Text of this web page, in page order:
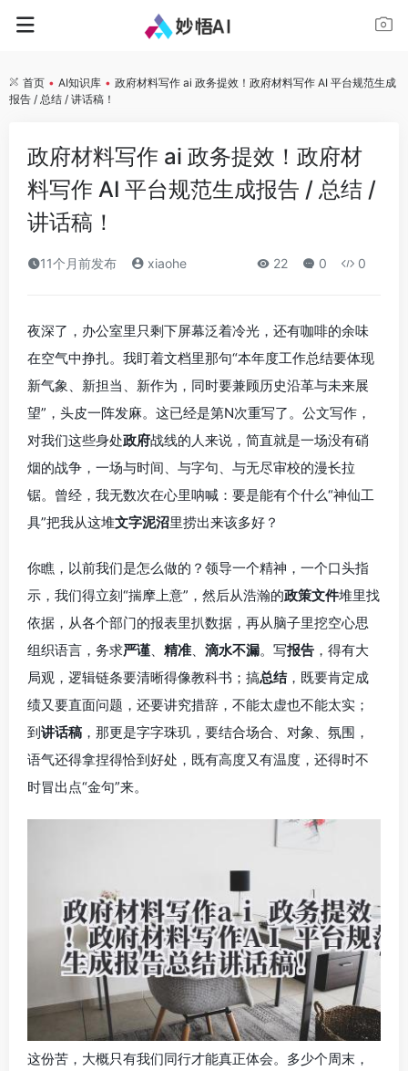
首页 • AI知识库 • 政府材料写作 ai 政务提效！政府材料写作 AI 平台规范生成
报告 / 总结 / 讲话稿！
政府材料写作 ai 政务提效！政府材
料写作 AI 平台规范生成报告 / 总结 /
讲话稿！
11个月前发布 xiaohe 22 0 0
夜深了，办公室里只剩下屏幕泛着冷光，还有咖啡的余味
在空气中挣扎。我盯着文档里那句“本年度工作总结要体现
新气象、新担当、新作为，同时要兼顾历史沿革与未来展
望”，头皮一阵发麻。这已经是第N次重写了。公文写作，
对我们这些身处政府战线的人来说，简直就是一场没有硝
烟的战争，一场与时间、与字句、与无尽审校的漫长拉
锯。曾经，我无数次在心里呐喊：要是能有个什么“神仙工
具”把我从这堆文字泥沼里捞出来该多好？
你瞧，以前我们是怎么做的？领导一个精神，一个口头指
示，我们得立刻“揣摩上意”，然后从浩瀚的政策文件堆里找
依据，从各个部门的报表里扒数据，再从脑子里挖空心思
组织语言，务求严谨、 精准、 滴水不漏。写报告 ，得有大
局观，逻辑链条要清晰得像教科书；搞总结，既要肯定成
绩又要直面问题，还要讲究措辞，不能太虚也不能太实；
到讲话稿 ，那更是字字珠玑，要结合场合、对象、氛围，
语气还得拿捏得恰到好处，既有高度又有温度，还得时不
时冒出点“金句”来。
这份苦，大概只有我们同行才能真正体会。多少个周末，